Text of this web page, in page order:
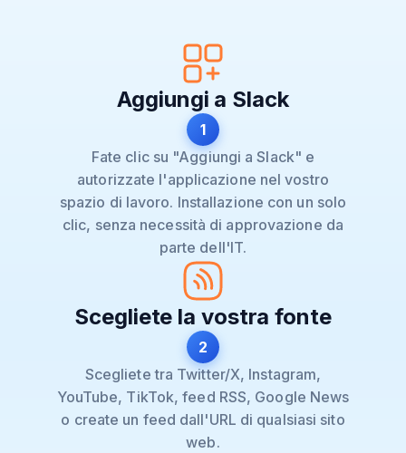
Aggiungi a Slack
1
Fate clic su "Aggiungi a Slack" e
autorizzate l'applicazione nel vostro
spazio di lavoro. Installazione con un solo
clic, senza necessità di approvazione da
parte dell'IT.
Scegliete la vostra fonte
2
Scegliete tra Twitter/X, Instagram,
YouTube, TikTok, feed RSS, Google News
o create un feed dall'URL di qualsiasi sito
web.